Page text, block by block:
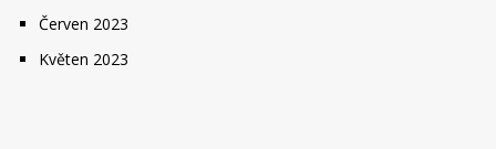
Červen 2023
Květen 2023